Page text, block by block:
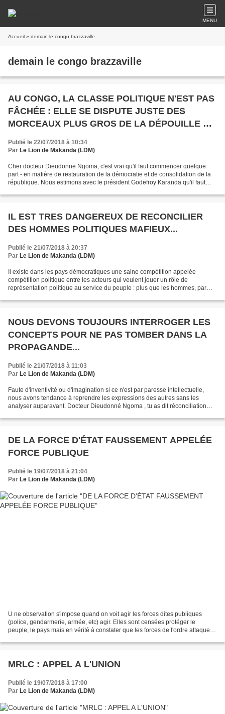
MENU
Accueil » demain le congo brazzaville
demain le congo brazzaville
AU CONGO, LA CLASSE POLITIQUE N'EST PAS
FÂCHÉE : ELLE SE DISPUTE JUSTE DES
MORCEAUX PLUS GROS DE LA DÉPOUILLE DU
PAYS
Publié le 22/07/2018 à 10:34
Par Le Lion de Makanda (LDM)
Cher docteur Dieudonne Ngoma, c'est vrai qu'il faut commencer quelque
part - en matière de restauration de la démocratie et de consolidation de la
république. Nous estimons avec le président Godefroy Karanda qu'il faut
IL EST TRES DANGEREUX DE RECONCILIER
DES HOMMES POLITIQUES MAFIEUX...
Publié le 21/07/2018 à 20:37
Par Le Lion de Makanda (LDM)
Il existe dans les pays démocratiques une saine compétition appelée
compétition politique entre les acteurs qui veulent jouer un rôle de
représentation politique au service du peuple : plus que les hommes, par
NOUS DEVONS TOUJOURS INTERROGER LES
CONCEPTS POUR NE PAS TOMBER DANS LA
PROPAGANDE...
Publié le 21/07/2018 à 11:03
Par Le Lion de Makanda (LDM)
Faute d'inventivité ou d'imagination si ce n'est par paresse intellectuelle,
nous avons tendance à reprendre les expressions des autres sans les
analyser auparavant. Docteur Dieudonné Ngoma , tu as dit réconciliation
DE LA FORCE D'ÉTAT FAUSSEMENT APPELÉE
FORCE PUBLIQUE
Publié le 19/07/2018 à 21:04
Par Le Lion de Makanda (LDM)
U ne observation s'impose quand on voit agir les forces dites publiques
(police, gendarmerie, armée, etc) agir. Elles sont censées protéger le
peuple, le pays mais en vérité à constater que les forces de l'ordre attaquent
MRLC : APPEL A L'UNION
Publié le 19/07/2018 à 17:00
Par Le Lion de Makanda (LDM)